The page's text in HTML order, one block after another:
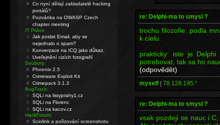
re: Delphi-ma to smysl ?
trochu filozofie: podla
k cielu.
prakticky: iste je
potrebovat, tak sa ho
(odpovědět)
myself | 78.128.195.*
re: Delphi-ma to smysl ?
vsak pozdeji se nauc i
Co nyní dělají zakladatelé hacking
portálů?
Pozvánka na OWASP Czech
chapter meeting
IT Právo:
Jak poslat Email, aby se
nejednalo o spam?
Konverzace na ICQ jako důkaz.
Uveřejnění cizích fotografií
Soubory:
Phoenix 2.5
Crimeware Exploit Kit
Crimepack 3.1.3
BugTrack:
SQLi na listyprahy1.cz
SQLi na Florenc
SQLi na kacov.cz
HackForum:
Sciolink a pořizování screenshotu